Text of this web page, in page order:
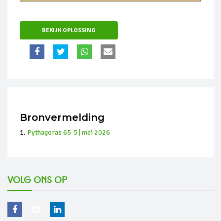
BEKIJK OPLOSSING
Bronvermelding
Pythagoras 65-5 | mei 2026
Volg ons op